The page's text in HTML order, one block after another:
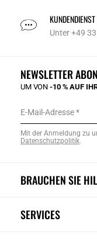
KUNDENDIENST
Unter +49
BRAUCHEN SIE
SERVICES
NEWSLETTER
UM VON-10 % AUF
E-Mail-Adresse
Mit der Anmeldung zu
Datenschutzpolitik.